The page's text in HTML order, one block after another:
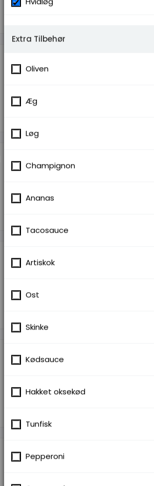
Extra Tilbehør
Oliven
Æg
Løg
Champignon
Ananas
Tacosauce
Artiskok
Ost
Skinke
Kødsauce
Hakket oksekød
Tunfisk
Pepperoni